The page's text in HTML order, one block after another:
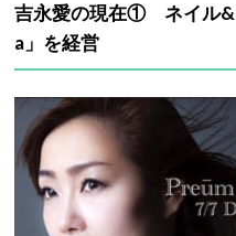
吉永愛の現在① ネイル&
a」を経営